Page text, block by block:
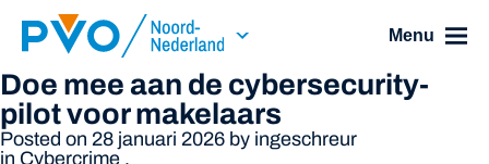
Skip Navigation or Skip to Content
Menu
Doe mee aan de cybersecurity-
pilot voor makelaars
Posted on 28 januari 2026 by ingeschreur
in Cybercrime ,